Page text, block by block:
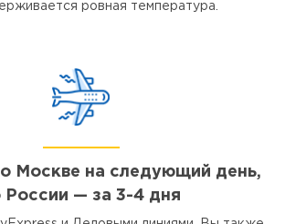
ровная температура.
Москве на следующий день,
России — за 3-4 дня